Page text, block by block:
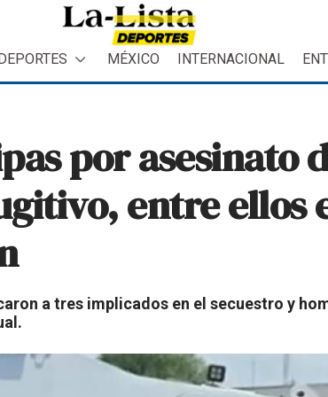
MÉXICO INTERNACIONAL
por asesinato
entre ellos
a tres implicados en el secuestro y